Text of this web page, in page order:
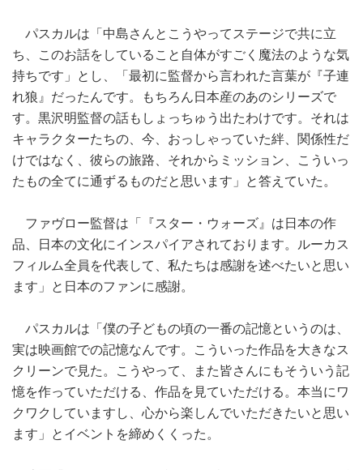
パスカルは「中島さんとこうやってステージで共に立
ち、このお話をしていること自体がすごく魔法のような気
持ちです」とし、「最初に監督から言われた言葉が『子連
れ狼』だったんです。もちろん日本産のあのシリーズで
す。黒沢明監督の話もしょっちゅう出たわけです。それは
キャラクターたちの、今、おっしゃっていた絆、関係性だ
けではなく、彼らの旅路、それからミッション、こういっ
たもの全てに通ずるものだと思います」と答えていた。
ファヴロー監督は「『スター・ウォーズ』は日本の作
品、日本の文化にインスパイアされております。ルーカス
フィルム全員を代表して、私たちは感謝を述べたいと思い
ます」と日本のファンに感謝。
パスカルは「僕の子どもの頃の一番の記憶というのは、
実は映画館での記憶なんです。こういった作品を大きなス
クリーンで見た。こうやって、また皆さんにもそういう記
憶を作っていただける、作品を見ていただける。本当にワ
クワクしていますし、心から楽しんでいただきたいと思い
ます」とイベントを締めくくった。